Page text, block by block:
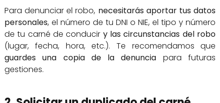
Para denunciar el robo, necesitarás aportar tus datos
personales, el número de tu DNI o NIE, el tipo y número
de tu carné de conducir y las circunstancias del robo
(lugar, fecha, hora, etc.). Te recomendamos que
guardes una copia de la denuncia para futuras
gestiones.